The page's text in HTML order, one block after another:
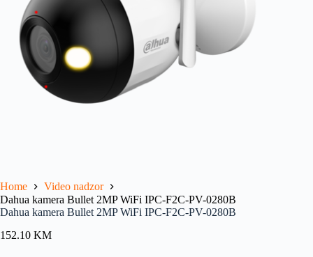
Home
Video nadzor
Dahua kamera Bullet 2MP WiFi IPC-F2C-PV-0280B
Dahua kamera Bullet 2MP WiFi IPC-F2C-PV-0280B
152.10 KM